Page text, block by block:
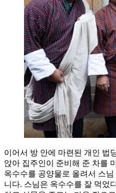
이어서 방 안에 마련된 개인 법
앉아 집주인이 준비해 준 차를
옥수수를 공양물로 올려서 스
니다. 스님은 옥수수를 잘 먹었